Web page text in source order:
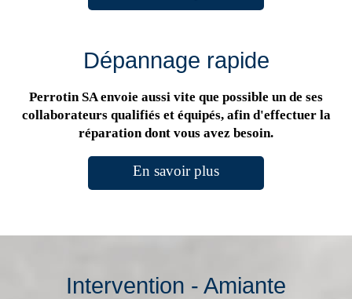
Dépannage rapide
Perrotin SA envoie aussi vite que possible un de ses
collaborateurs qualifiés et équipés, afin d'effectuer la
réparation dont vous avez besoin.
En savoir plus
Intervention - Amiante